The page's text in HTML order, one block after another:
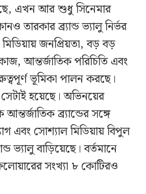
এখন আর শুধু সিনেমার
তারকার ব্র্যান্ড ভ্যালু নির্ভর
জনপ্রিয়তা, বড় বড়
আন্তর্জাতিক পরিচিতি এবং
ভূমিকা পালন করছে।
হয়েছে। অভিনয়ের
ব্র্যান্ডের সঙ্গে
এবং সোশ্যাল মিডিয়ায় বিপুল
ভ্যালু বাড়িয়েছে। বর্তমানে
সংখ্যা ৮ কোটিরও